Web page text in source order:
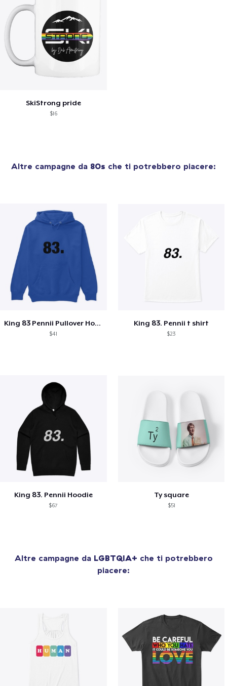
SkiStrong pride
$16
Altre campagne da 80s che ti potrebbero piacere:
King 83 Pennii Pullover Hoodie
$41
King 83. Pennii t shirt
$23
King 83. Pennii Hoodie
$67
Ty square
$51
Altre campagne da LGBTQIA+ che ti potrebbero
piacere: